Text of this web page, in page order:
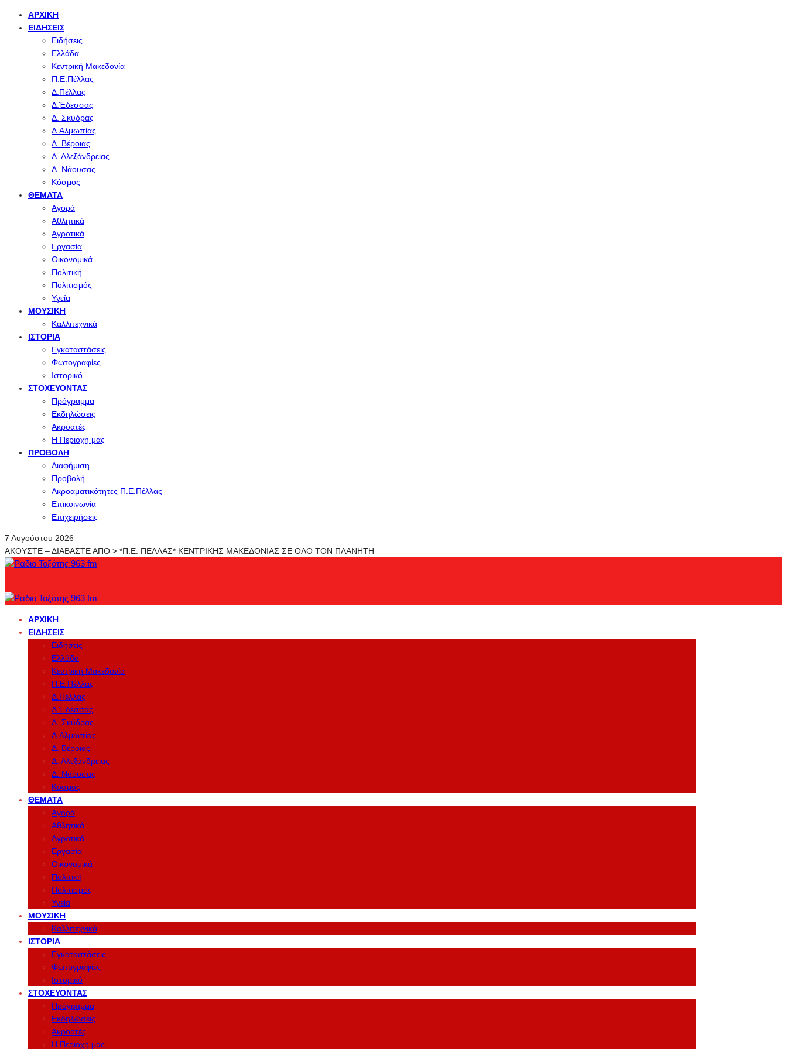
ΑΡΧΙΚΉ
ΕΙΔΉΣΕΙΣ
Ειδήσεις
Ελλάδα
Κεντρική Μακεδονία
Π.Ε.Πέλλας
Δ.Πέλλας
Δ.Έδεσσας
Δ. Σκύδρας
Δ.Αλμωπίας
Δ. Βέροιας
Δ. Αλεξάνδρειας
Δ. Νάουσας
Κόσμος
ΘΈΜΑΤΑ
Αγορά
Αθλητικά
Αγροτικά
Εργασία
Οικονομικά
Πολιτική
Πολιτισμός
Υγεία
ΜΟΥΣΙΚΉ
Καλλιτεχνικά
ΙΣΤΟΡΊΑ
Εγκαταστάσεις
Φωτογραφίες
Ιστορικό
ΣΤΟΧΕΎΟΝΤΑΣ
Πρόγραμμα
Εκδηλώσεις
Ακροατές
Η Περιοχη μας
ΠΡΟΒΟΛΉ
Διαφήμιση
Προβολή
Ακροαματικότητες Π.Ε.Πέλλας
Επικοινωνία
Επιχειρήσεις
7 Αυγούστου 2026
ΑΚΟΥΣΤΕ – ΔΙΑΒΑΣΤΕ ΑΠΟ > *Π.Ε. ΠΕΛΛΑΣ* ΚΕΝΤΡΙΚΗΣ ΜΑΚΕΔΟΝΙΑΣ ΣΕ ΟΛΟ ΤΟΝ ΠΛΑΝΗΤΗ
ΑΡΧΙΚΉ
ΕΙΔΉΣΕΙΣ
Ειδήσεις
Ελλάδα
Κεντρική Μακεδονία
Π.Ε.Πέλλας
Δ.Πέλλας
Δ.Έδεσσας
Δ. Σκύδρας
Δ.Αλμωπίας
Δ. Βέροιας
Δ. Αλεξάνδρειας
Δ. Νάουσας
Κόσμος
ΘΈΜΑΤΑ
Αγορά
Αθλητικά
Αγροτικά
Εργασία
Οικονομικά
Πολιτική
Πολιτισμός
Υγεία
ΜΟΥΣΙΚΉ
Καλλιτεχνικά
ΙΣΤΟΡΊΑ
Εγκαταστάσεις
Φωτογραφίες
Ιστορικό
ΣΤΟΧΕΎΟΝΤΑΣ
Πρόγραμμα
Εκδηλώσεις
Ακροατές
Η Περιοχη μας